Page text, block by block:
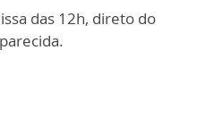
das 12h, direto do